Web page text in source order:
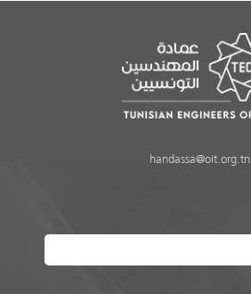
handassa@oit.org.tn